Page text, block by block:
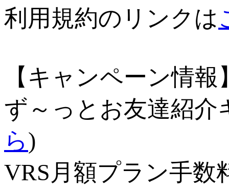
利用規約のリンクは
【キャンペーン情報
ず～っとお友達紹
ら)
VRS月額プラン手